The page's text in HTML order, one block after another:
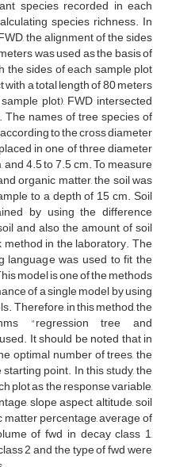
species recorded in each
species richness. In
the alignment of the sides
was used as the basis of
the sides of each sample plot
a total length of 80 meters
plot), FWD intersected
names of tree species of
to the cross diameter
in one of three diameter
and 4.5 to 7.5 cm. To measure
organic matter, the soil was
to a depth of 15 cm. Soil
by using the difference
and also the amount of soil
in the laboratory. The
language was used to fit the
model is one of the methods
of a single model by using
Therefore, in this method, the
"regression tree and
It should be noted that in
optimal number of trees, the
point. In this study, the
plot as the response variable,
slope aspect, altitude, soil
percentage, average of
of fwd in decay class 1,
2 and the type of fwd were